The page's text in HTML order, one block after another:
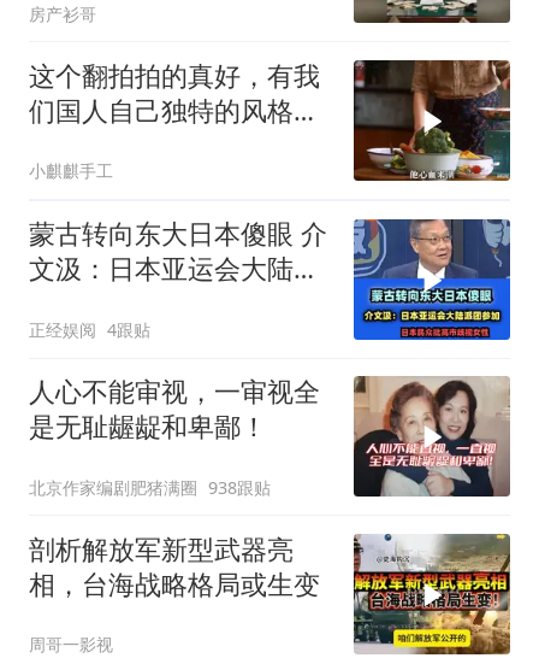
房产衫哥
这个翻拍拍的真好，有我
们国人自己独特的风格魅
小麒麒手工
蒙古转向东大日本傻眼 介
文汲：日本亚运会大陆派
正经娱阅 4跟贴
人心不能审视，一审视全
是无耻龌龊和卑鄙！
北京作家编剧肥猪满圈 938跟贴
剖析解放军新型武器亮
相，台海战略格局或生变
周哥一影视